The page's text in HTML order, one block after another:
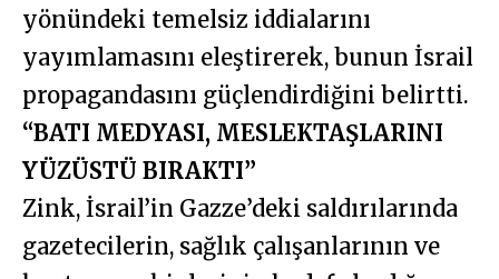
yönündeki temelsiz iddialarını
yayımlamasını eleştirerek, bunun İsrail
propagandasını güçlendirdiğini belirtti.
“BATI MEDYASI, MESLEKTAŞLARINI
YÜZÜSTÜ BIRAKTI”
Zink, İsrail’in Gazze’deki saldırılarında
gazetecilerin, sağlık çalışanlarının ve